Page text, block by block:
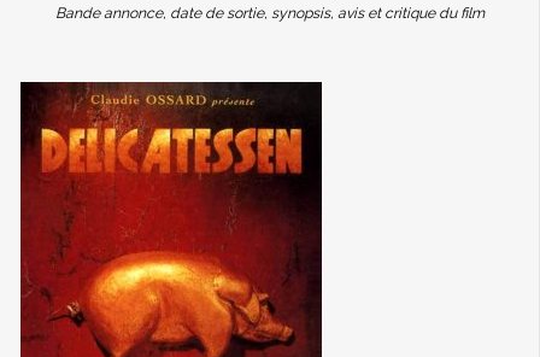
Bande annonce, date de sortie, synopsis, avis et critique du film